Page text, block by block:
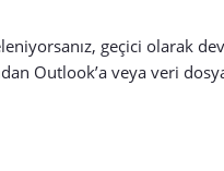
geçici olarak
Outlook’a veya veri